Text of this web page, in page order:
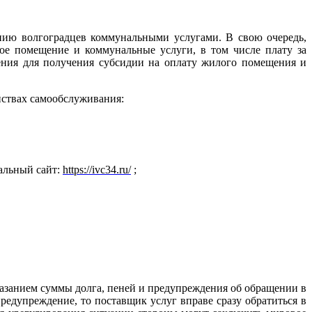
волгоградцев коммунальными услугами. В свою очередь,
помещение и коммунальные услуги, в том числе плату за
для получения субсидии на оплату жилого помещения и
самообслуживания:
сайт: https://ivc34.ru/;
суммы долга, пеней и предупреждения об обращении в
то поставщик услуг вправе сразу обратиться в